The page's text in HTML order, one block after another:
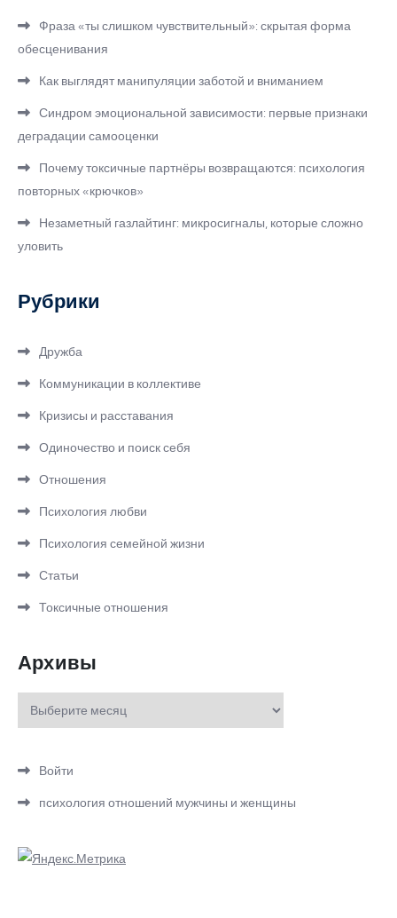
Фраза «ты слишком чувствительный»: скрытая форма
обесценивания
Как выглядят манипуляции заботой и вниманием
Синдром эмоциональной зависимости: первые признаки
деградации самооценки
Почему токсичные партнёры возвращаются: психология
повторных «крючков»
Незаметный газлайтинг: микросигналы, которые сложно
уловить
Рубрики
Дружба
Коммуникации в коллективе
Кризисы и расставания
Одиночество и поиск себя
Отношения
Психология любви
Психология семейной жизни
Статьи
Токсичные отношения
Архивы
Архивы
Войти
психология отношений мужчины и женщины